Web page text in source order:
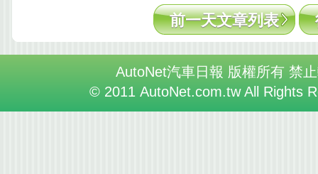
前一天文章列表
AutoNet汽車日報 版權所有 禁
© 2011 AutoNet.com.tw All Rights